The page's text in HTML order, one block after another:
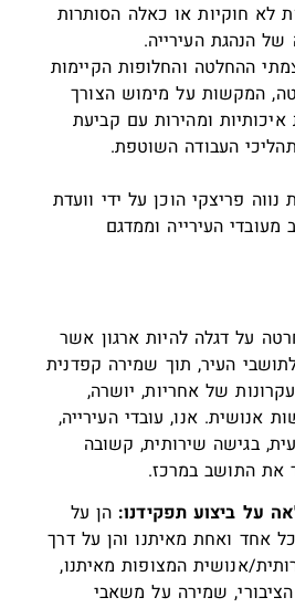
לא חוקיות או כאלה הסותרות
הנהגת העירייה.
ההחלטה והחלופות הקיימות
המקשות על מימוש הצורך
ומהירות עם קביעת
העבודה השוטפת.
פריצקי הוכן על ידי וועדת
מעובדי העירייה וממדגם
על דגלה להיות ארגון אשר
העיר, תוך שמירה קפדנית
של אחריות, יושרה,
אנושית. אנו, עובדי העירייה,
בגישה שירותית, קשובה
את התושב במרכז.
על ביצוע תפקידנו: הן על
אחד ואחת מאיתנו והן על דרך
אנושית המצופות מאיתנו,
שמירה על משאבי